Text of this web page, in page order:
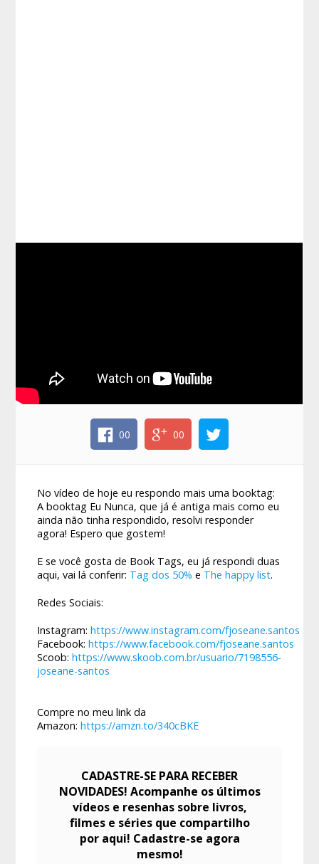
00 00
No vídeo de hoje eu respondo mais uma booktag:
A booktag Eu Nunca, que já é antiga mais como eu
ainda não tinha respondido, resolvi responder
agora! Espero que gostem!
E se você gosta de Book Tags, eu já respondi duas
aqui, vai lá conferir: Tag dos 50% e The happy list.
Redes Sociais:
Instagram:https://www.instagram.com/fjoseane.santos
Facebook:https://www.facebook.com/fjoseane.santos
Scoob:https://www.skoob.com.br/usuario/7198556-
joseane-santos
Compre no meu link da
Amazon:https://amzn.to/340cBKE
CADASTRE-SE PARA RECEBER
NOVIDADES! Acompanhe os últimos
vídeos e resenhas sobre livros,
filmes e séries que compartilho
por aqui! Cadastre-se agora
mesmo!